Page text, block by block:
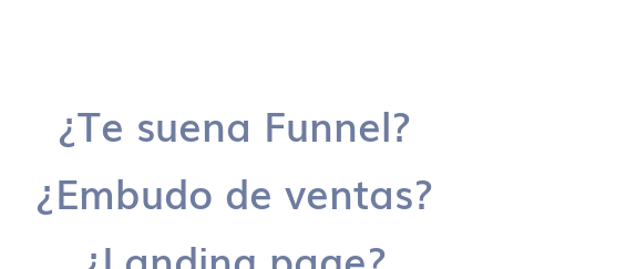
¿Te suena Funnel?
¿Embudo de ventas?